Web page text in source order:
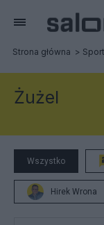
Strona główna Sport
Żużel
Wszystko
Hirek Wrona